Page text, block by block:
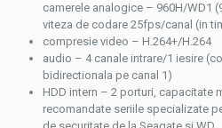
camerele analogice – 960H/WD1
viteza de codare 25fps/canal (in
compresie video – H.264+/H.264
audio – 4 canale intrare/1 iesire
bidirectionala pe canal 1)
HDD intern – 2 porturi, capacitate
recomandate seriile specializate